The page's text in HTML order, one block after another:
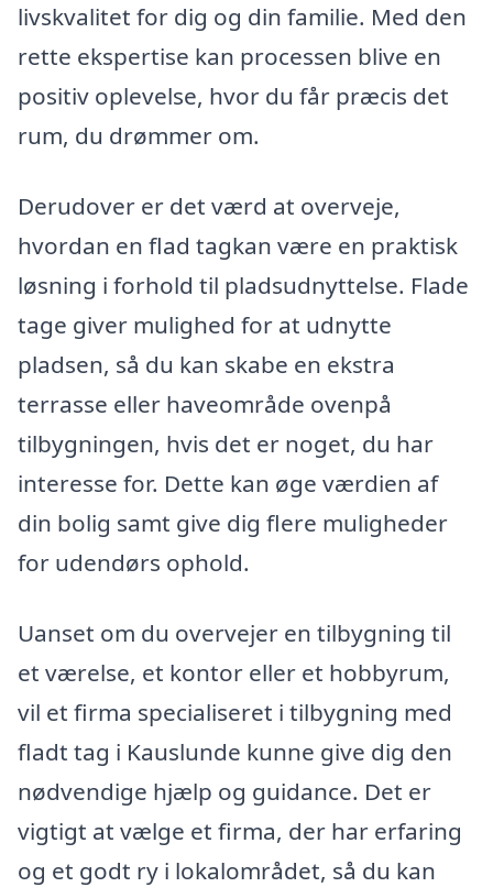
livskvalitet for dig og din familie. Med den
rette ekspertise kan processen blive en
positiv oplevelse, hvor du får præcis det
rum, du drømmer om.
Derudover er det værd at overveje,
hvordan en flad tagkan være en praktisk
løsning i forhold til pladsudnyttelse. Flade
tage giver mulighed for at udnytte
pladsen, så du kan skabe en ekstra
terrasse eller haveområde ovenpå
tilbygningen, hvis det er noget, du har
interesse for. Dette kan øge værdien af
din bolig samt give dig flere muligheder
for udendørs ophold.
Uanset om du overvejer en tilbygning til
et værelse, et kontor eller et hobbyrum,
vil et firma specialiseret i tilbygning med
fladt tag i Kauslunde kunne give dig den
nødvendige hjælp og guidance. Det er
vigtigt at vælge et firma, der har erfaring
og et godt ry i lokalområdet, så du kan